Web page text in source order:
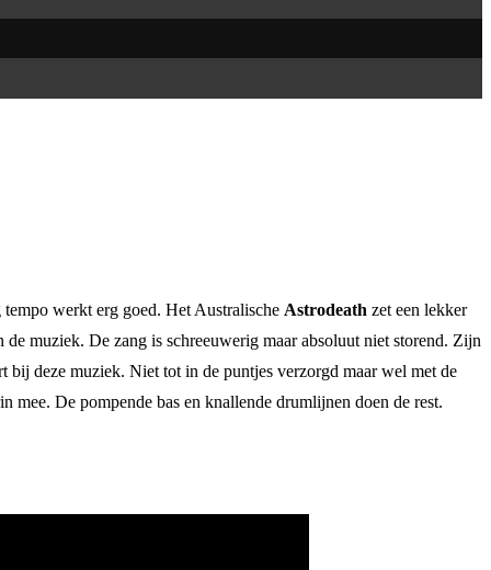
werkt erg goed. Het Australische Astrodeath zet een lekker
muziek. De zang is schreeuwerig maar absoluut niet storend. Zijn
bij deze muziek. Niet tot in de puntjes verzorgd maar wel met de
mee. De pompende bas en knallende drumlijnen doen de rest.